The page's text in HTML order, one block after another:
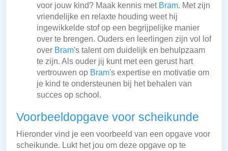
voor jouw kind? Maak kennis met Bram. Met zijn
vriendelijke en relaxte houding weet hij
ingewikkelde stof op een begrijpelijke manier
over te brengen. Ouders en leerlingen zijn vol lof
over Bram's talent om duidelijk en behulpzaam
te zijn. Als ouder jij kunt met een gerust hart
vertrouwen op Bram's expertise en motivatie om
je kind te ondersteunen bij het behalen van
succes op school.
Voorbeeldopgave voor scheikunde
Hieronder vind je een voorbeeld van een opgave voor
scheikunde. Lukt het jou om deze opgave op te